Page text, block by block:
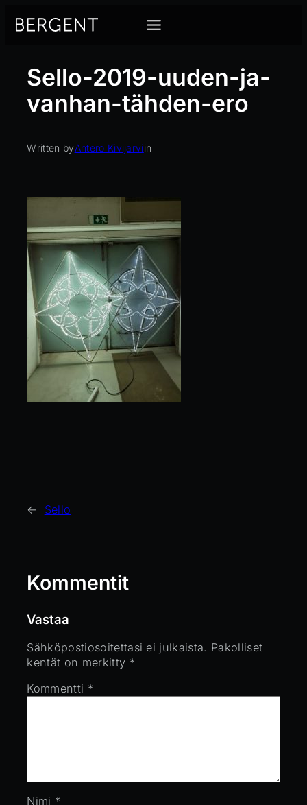
sisältöön
Sello-2019-uuden-ja-
vanhan-tähden-ero
Written byAntero Kivijarviin
← Sello
Kommentit
Vastaa
Sähköpostiosoitettasi ei julkaista. Pakolliset
kentät on merkitty *
Kommentti *
Nimi *